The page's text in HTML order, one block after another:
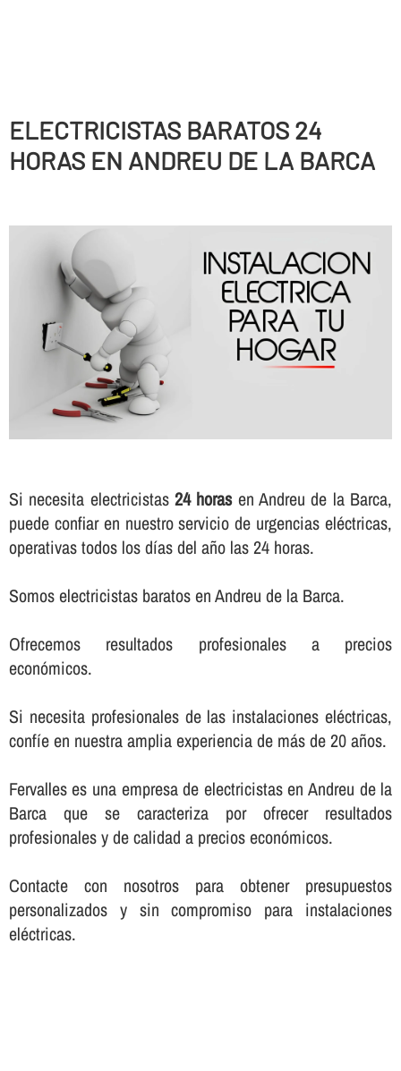
ELECTRICISTAS BARATOS 24
HORAS EN ANDREU DE LA BARCA
Si necesita electricistas 24 horasen Andreu de la Barca,
puede confiar en nuestro servicio de urgencias eléctricas,
operativas todos los dí­as del año las 24 horas.
Somos electricistas baratos en Andreu de la Barca.
Ofrecemos resultados profesionales a precios
económicos.
Si necesita profesionales de las instalaciones eléctricas,
confí­e en nuestra amplia experiencia de más de 20 años.
Fervalles es una empresa de electricistas en Andreu de la
Barca que se caracteriza por ofrecer resultados
profesionales y de calidad a precios económicos.
Contacte con nosotros para obtener presupuestos
personalizados y sin compromiso para instalaciones
eléctricas.